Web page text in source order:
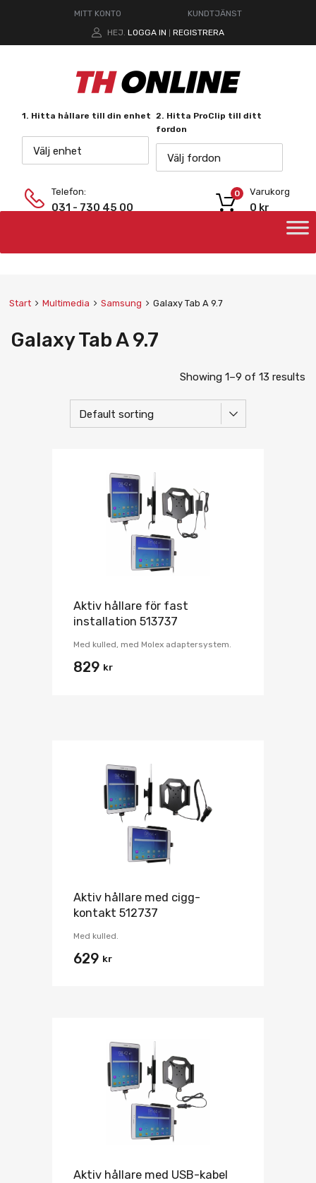
MITT KONTO
KUNDTJÄNST
HEJ. LOGGA IN REGISTRERA
1. Hitta hållare till din enhet
Välj enhet
2. Hitta ProClip till ditt
fordon
Välj fordon
Telefon:
031 - 730 45 00
Varukorg
0 kr
0
Start Multimedia Samsung Galaxy Tab A 9.7
Galaxy Tab A 9.7
Showing 1–9 of 13 results
Aktiv hållare för fast
installation 513737
Med kulled, med Molex adaptersystem.
829 kr
Aktiv hållare med cigg-
kontakt 512737
Med kulled.
629 kr
Aktiv hållare med USB-kabel